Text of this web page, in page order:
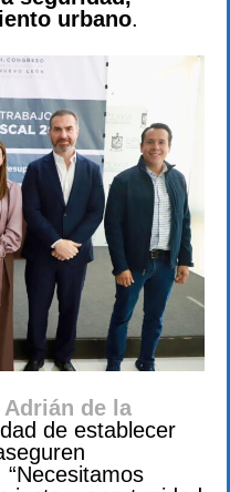
urbano.
Adrián de la
de establecer